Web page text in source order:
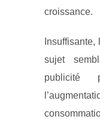
croissance.
sujet
publicité